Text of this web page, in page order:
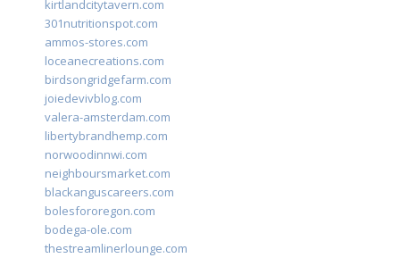
kirtlandcitytavern.com
301nutritionspot.com
ammos-stores.com
loceanecreations.com
birdsongridgefarm.com
joiedevivblog.com
valera-amsterdam.com
libertybrandhemp.com
norwoodinnwi.com
neighboursmarket.com
blackanguscareers.com
bolesfororegon.com
bodega-ole.com
thestreamlinerlounge.com